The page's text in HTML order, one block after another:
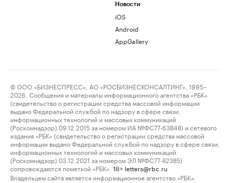
Новости
iOS
Android
AppGallery
© ООО «БИЗНЕСПРЕСС», АО «РОСБИЗНЕСКОНСАЛТИНГ», 1995–
2026. Сообщения и материалы информационного агентства «РБК»
(свидетельство о регистрации средства массовой информации
выдано Федеральной службой по надзору в сфере связи,
информационных технологий и массовых коммуникаций
(Роскомнадзор) 09.12.2015 за номером ИА №ФС77-63848) и сетевого
издания «РБК» (свидетельство о регистрации средства массовой
информации выдано Федеральной службой по надзору в сфере связи,
информационных технологий и массовых коммуникаций
(Роскомнадзор) 03.12.2021 за номером ЭЛ №ФС77-82385)
сопровождаются пометкой «РБК».
18+ letters@rbc.ru
Владельцем сайта является информационное агентство «РБК».